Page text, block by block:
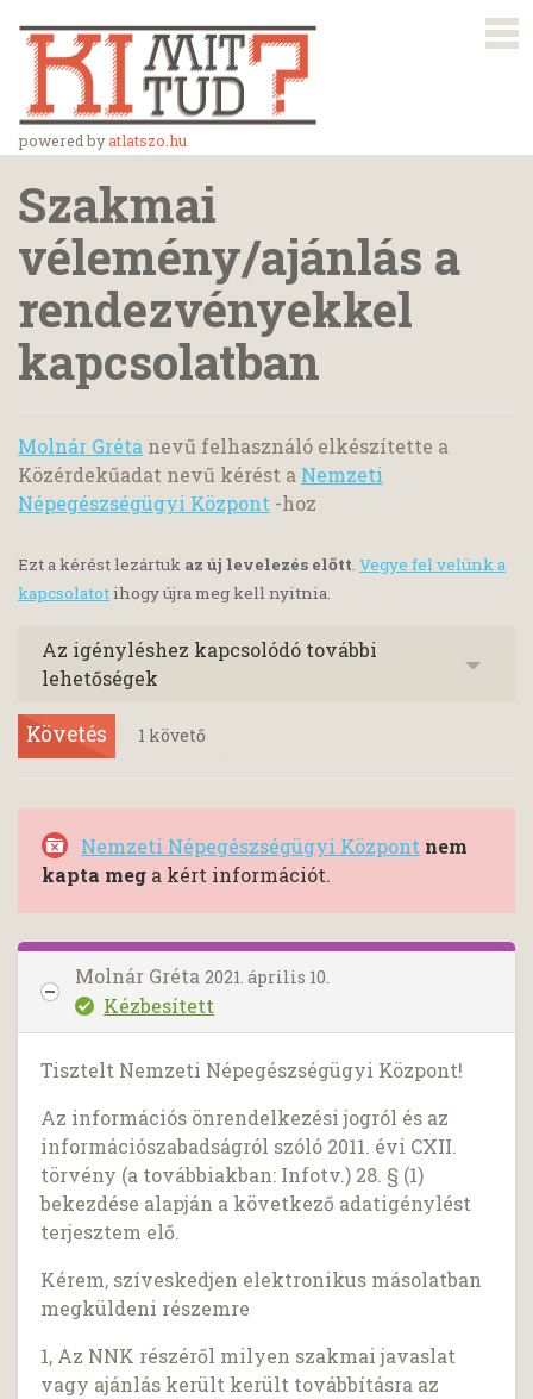
powered byatlatszo.hu
Szakmai
vélemény/ajánlás a
rendezvényekkel
kapcsolatban
Molnár Gréta nevű felhasználó elkészítette a
Közérdekűadat nevű kérést a Nemzeti
Népegészségügyi Központ -hoz
Ezt a kérést lezártuk az új levelezés előtt. Vegye fel velünk a
kapcsolatotihogy újra meg kell nyitnia.
Az igényléshez kapcsolódó további
lehetőségek
Követés 1 követő
Nemzeti Népegészségügyi Központ nem
kapta meg a kért információt.
Molnár Gréta 2021. április 10.
Kézbesített
Tisztelt Nemzeti Népegészségügyi Központ!
Az információs önrendelkezési jogról és az
információszabadságról szóló 2011. évi CXII.
törvény (a továbbiakban: Infotv.) 28. § (1)
bekezdése alapján a következő adatigénylést
terjesztem elő.
Kérem, szíveskedjen elektronikus másolatban
megküldeni részemre
1, Az NNK részéről milyen szakmai javaslat
vagy ajánlás került került továbbításra az